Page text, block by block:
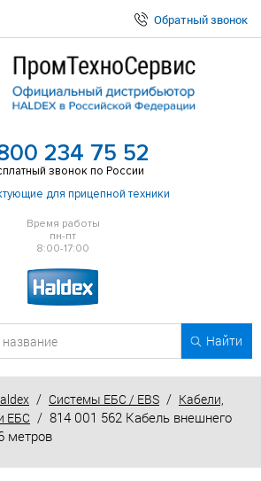
Обратный звонок
234 75 52
звонок по России
для прицепной техники
Время работы
пн-пт
8:00-17:00
Найти
/ Системы ЕБС / EBS / Кабели,
ЕБС / 814 001 562 Кабель внешнего
метров